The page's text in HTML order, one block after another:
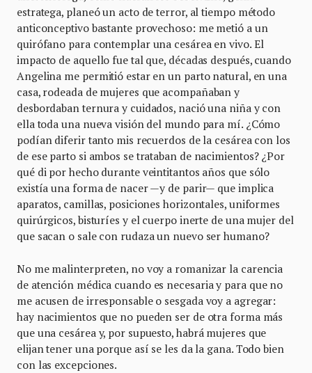
estratega, planeó un acto de terror, al tiempo método
anticonceptivo bastante provechoso: me metió a un
quirófano para contemplar una cesárea en vivo. El
impacto de aquello fue tal que, décadas después, cuando
Angelina me permitió estar en un parto natural, en una
casa, rodeada de mujeres que acompañaban y
desbordaban ternura y cuidados, nació una niña y con
ella toda una nueva visión del mundo para mí. ¿Cómo
podían diferir tanto mis recuerdos de la cesárea con los
de ese parto si ambos se trataban de nacimientos? ¿Por
qué di por hecho durante veintitantos años que sólo
existía una forma de nacer —y de parir— que implica
aparatos, camillas, posiciones horizontales, uniformes
quirúrgicos, bisturíes y el cuerpo inerte de una mujer del
que sacan o sale con rudaza un nuevo ser humano?
No me malinterpreten, no voy a romanizar la carencia
de atención médica cuando es necesaria y para que no
me acusen de irresponsable o sesgada voy a agregar:
hay nacimientos que no pueden ser de otra forma más
que una cesárea y, por supuesto, habrá mujeres que
elijan tener una porque así se les da la gana. Todo bien
con las excepciones.